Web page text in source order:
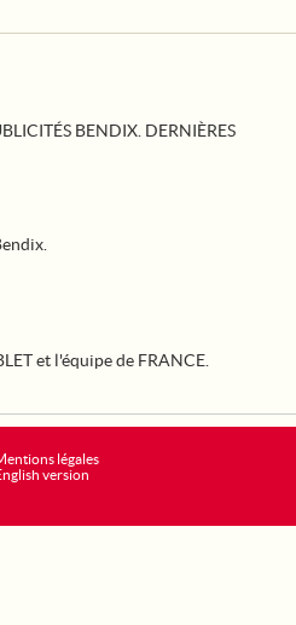
BENDIX. DERNIÈRES
et l'équipe de FRANCE.
légales
version